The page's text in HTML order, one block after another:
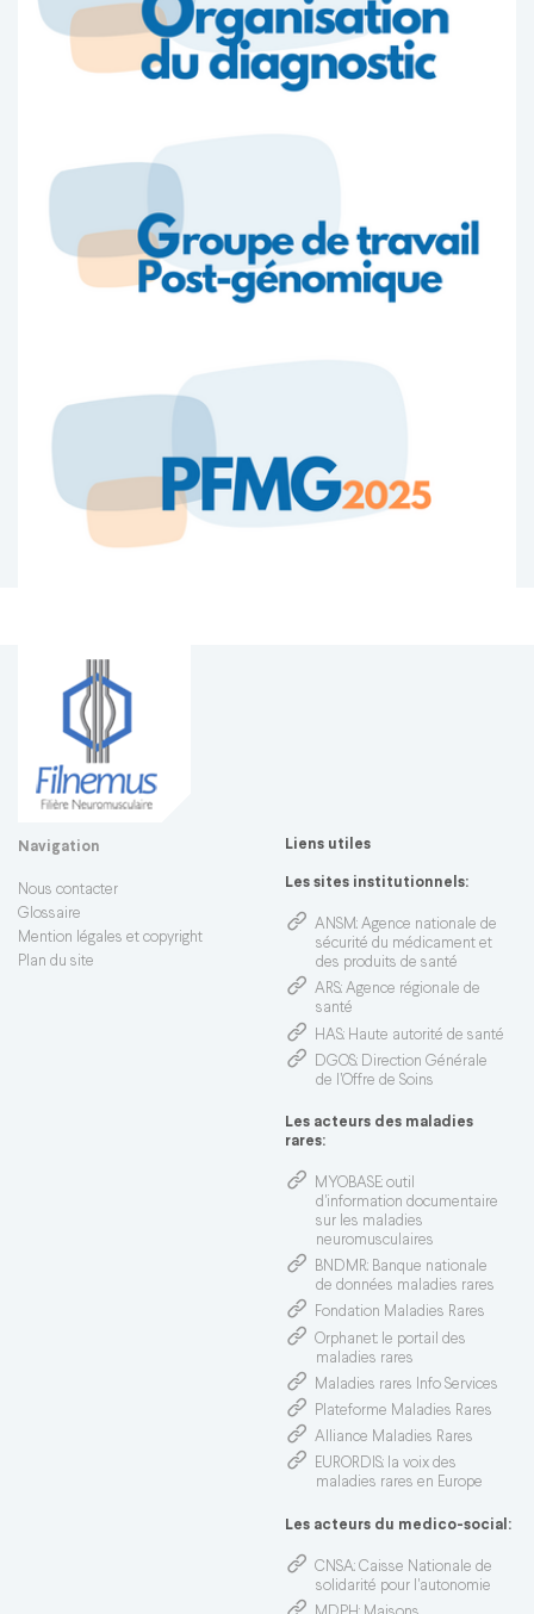
Navigation
Nous contacter
Glossaire
Mention légales et copyright
Plan du site
Liens utiles
Les sites institutionnels:
ANSM: Agence nationale de
sécurité du médicament et
des produits de santé
ARS: Agence régionale de
santé
HAS: Haute autorité de santé
DGOS: Direction Générale
de l’Offre de Soins
Les acteurs des maladies
rares:
MYOBASE: outil
d'information documentaire
sur les maladies
neuromusculaires
BNDMR: Banque nationale
de données maladies rares
Fondation Maladies Rares
Orphanet: le portail des
maladies rares
Maladies rares Info Services
Plateforme Maladies Rares
Alliance Maladies Rares
EURORDIS: la voix des
maladies rares en Europe
Les acteurs du medico-social:
CNSA: Caisse Nationale de
solidarité pour l'autonomie